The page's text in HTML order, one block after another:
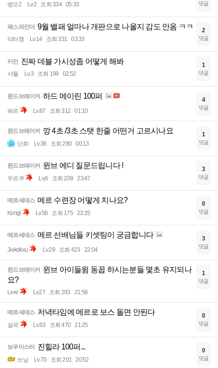
뱅모2 Lv.2 조회 334 05:33 댓글
패스파인더 9월 밸패 얼마나 개판으로 나올지 감도 안옴 ㅋㅋ
닥터챙 Lv.14 조회 331 03:33
2
댓글
카인 진짜 데블 가시성좀 어떻게 해봐
샤월 Lv.3 조회 199 02:52
1
댓글
윈드브레이커 하드 메이린 100퍼
페르 Lv.87 조회 312 01:10
4
댓글
윈드브레이커 깡 4초 /3초 스탯 한줄 어떤거 고르시나요
단화 Lv.36 조회 280 00:13
1
댓글
윈드브레이커 윈브 에디 질문드립니다 !
우르쿠 Lv.6 조회 209 23:47
3
댓글
메르세데스 메르 수련장 어떻게 치나요?
Kimgt Lv.56 조회 175 23:25
0
댓글
메르세데스 메르 선배님들 키셋팅이 궁금합니다
Jiekdkxu Lv.29 조회 423 22:04
3
댓글
윈드브레이커 윈브 아이들윔 동꼽 하시는분들 몇초 유지되나
요?
Lere Lv.27 조회 293 21:56
1
댓글
메르세데스 저녁타임에 메르로 보스 돌면 안된다
설국 Lv.63 조회 470 21:25
0
댓글
보우마스터 진힐라 100퍼...
쓰님 Lv.70 조회 201 20:52
0
댓글